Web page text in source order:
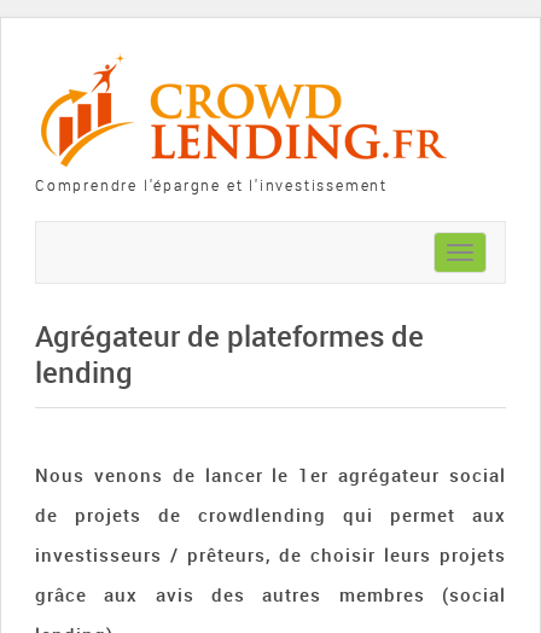
Comprendre l'épargne et l'investissement
Toggle
navigation
Agrégateur de plateformes de
lending
Nous venons de lancer le 1er agrégateur social
de projets de crowdlending qui permet aux
investisseurs / prêteurs, de choisir leurs projets
grâce aux avis des autres membres (social